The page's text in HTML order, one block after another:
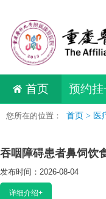
首页 预约挂
您所在的位置： 首页 > 医
吞咽障碍患者鼻饲饮
发布时间：2026-08-04
阅读：97
详细介绍+